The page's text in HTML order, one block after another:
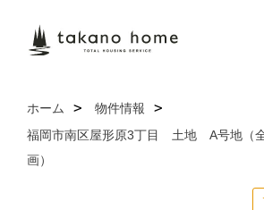
ホーム
物件情報
福岡市南区屋形原3丁目 土地 A号地（
画）